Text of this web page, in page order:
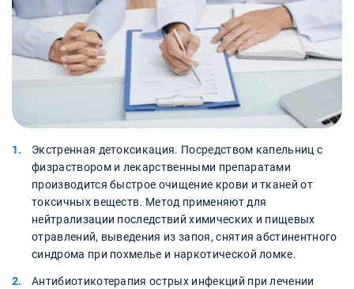
Экстренная детоксикация. Посредством капельниц с
физраствором и лекарственными препаратами
производится быстрое очищение крови и тканей от
токсичных веществ. Метод применяют для
нейтрализации последствий химических и пищевых
отравлений, выведения из запоя, снятия абстинентного
синдрома при похмелье и наркотической ломке.
Антибиотикотерапия острых инфекций при лечении